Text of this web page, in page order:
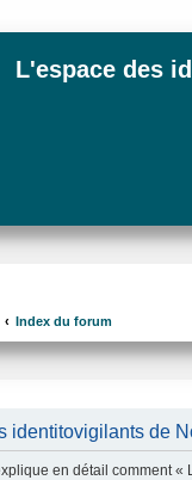
L'espace des
Index du forum
identitovigilants de
en détail comment «